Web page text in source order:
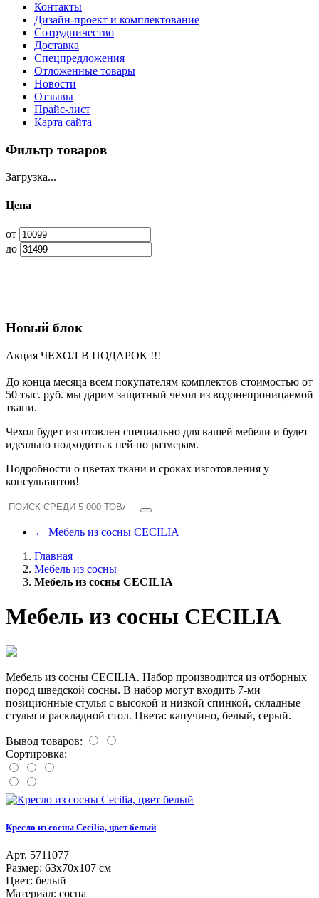
Контакты
Дизайн-проект и комплектование
Сотрудничество
Доставка
Спецпредложения
Отложенные товары
Новости
Отзывы
Прайс-лист
Карта сайта
Фильтр товаров
Загрузка...
Цена
от
до
Новый блок
Акция ЧЕХОЛ В ПОДАРОК !!!
До конца месяца всем покупателям комплектов стоимостью от
50 тыс. руб. мы дарим защитный чехол из водонепроницаемой
ткани.
Чехол будет изготовлен специально для вашей мебели и будет
идеально подходить к ней по размерам.
Подробности о цветах ткани и сроках изготовления у
консультантов!
← Мебель из сосны CECILIA
Главная
Мебель из сосны
Мебель из сосны CECILIA
Мебель из сосны CECILIA
Мебель из сосны CECILIA. Набор производится из отборных
пород шведской сосны. В набор могут входить 7-ми
позиционные стулья с высокой и низкой спинкой, складные
стулья и раскладной стол. Цвета: капучино, белый, серый.
Вывод товаров:
Сортировка:
Кресло из сосны Cecilia, цвет белый
Aрт. 5711077
Размер: 63х70х107 см
Цвет: белый
Материал: сосна